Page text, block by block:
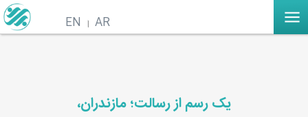
AR
EN
یک رسم از رسالت؛ مازندران،